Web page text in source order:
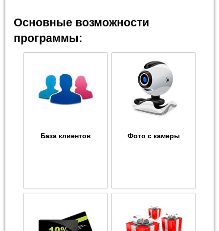
Основные возможности
программы:
База клиентов Фото с камеры